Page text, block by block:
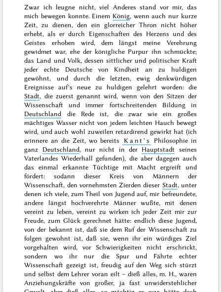
Zwar ich leugne nicht, viel Anderes stand vor mir, das
mich bewegen konnte. Einem König, wenn auch nur kurze
Zeit, zu dienen, den ein glorreicher Thron nicht höher
erhebt, als er durch Eigenschaften des Herzens und des
Geistes erhoben wird, dem längst meine Verehrung
gewidmet war, ehe der königliche Purpur ihn schmückte;
das Land und Volk, dessen sittlicher und politischer Kraft
jeder echte Deutsche von Kindheit an zu huldigen
gewöhnt, und durch die letzten, ewig denkwürdigen
Ereignisse auf's neue zu huldigen gelehrt worden: die
Stadt, die zuerst genannt wird, wenn von den Sitzen der
Wissenschaft und immer fortschreitenden Bildung in
Deutschland die Rede ist, die zwar wie ein großes
mächtiges Wasser nicht von jedem leichten Hauch bewegt
wird, und auch wohl zuweilen retardirend gewirkt hat (ich
erinnere an die Zeit, wo bereits
Kant's
Philosophie in
ganz Deutschland, nur nicht in der Hauptstadt seines
Vaterlandes Wiederhall gefunden), die aber dagegen auch
das einmal erkannte Tüchtige mit Macht ergreift und
fördert: sodanndieser Kreis von Männern der
Wissenschaft, den vornehmsten Zierden dieser Stadt, unter
denen ich viele, zum Theil von Jugend auf, mir befreundete,
andere längst hochverehrte Männer wußte, mit denen
vereint zu leben, vereint zu wirken ich jeder Zeit mir zur
Freude, zum Glück gerechnet hätte: endlich diese Jugend,
von der bekannt ist, daß sie dem Ruf der Wissenschaft zu
folgen gewohnt ist, daß sie, wenn ihr ein würdiges Ziel
vorgehalten wird, vor Schwierigkeiten nicht erschrickt,
sondern wo ihr nur die Spur und Fährte echter
Wissenschaft gezeigt ist, freudig auf den Weg sich stürzt
und selbst dem Lehrer voran eilt – dieß alles, m. H., waren
Anziehungskräfte von großer, ja fast unwiderstehlicher